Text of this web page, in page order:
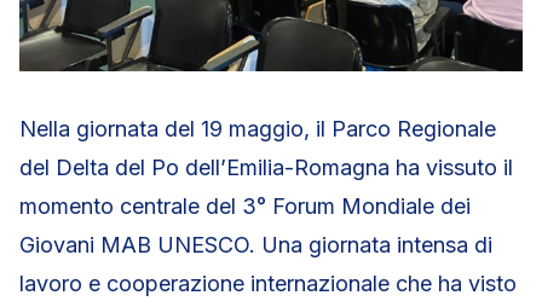
Nella giornata del 19 maggio, il Parco Regionale
del Delta del Po dell’Emilia-Romagna ha vissuto il
momento centrale del 3° Forum Mondiale dei
Giovani MAB UNESCO. Una giornata intensa di
lavoro e cooperazione internazionale che ha visto